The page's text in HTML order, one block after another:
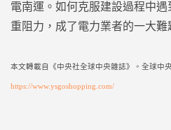
電南運。如何克服建設過程中
重阻力，成了電力業者的一大難
本文轉載自《中央社全球中央雜誌》。全球中
https://www.ysgoshopping.com/